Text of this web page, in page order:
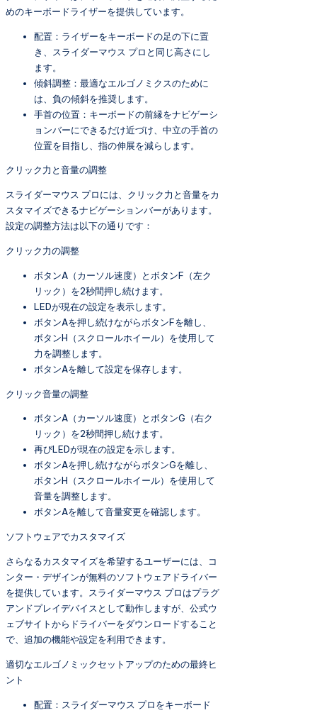
めのキーボードライザーを提供しています。
配置：ライザーをキーボードの足の下に置
き、スライダーマウス プロと同じ高さにし
ます。
傾斜調整：最適なエルゴノミクスのために
は、負の傾斜を推奨します。
手首の位置：キーボードの前縁をナビゲーシ
ョンバーにできるだけ近づけ、中立の手首の
位置を目指し、指の伸展を減らします。
クリック力と音量の調整
スライダーマウス プロには、クリック力と音量をカ
スタマイズできるナビゲーションバーがあります。
設定の調整方法は以下の通りです：
クリック力の調整
ボタンA（カーソル速度）とボタンF（左ク
リック）を2秒間押し続けます。
LEDが現在の設定を表示します。
ボタンAを押し続けながらボタンFを離し、
ボタンH（スクロールホイール）を使用して
力を調整します。
ボタンAを離して設定を保存します。
クリック音量の調整
ボタンA（カーソル速度）とボタンG（右ク
リック）を2秒間押し続けます。
再びLEDが現在の設定を示します。
ボタンAを押し続けながらボタンGを離し、
ボタンH（スクロールホイール）を使用して
音量を調整します。
ボタンAを離して音量変更を確認します。
ソフトウェアでカスタマイズ
さらなるカスタマイズを希望するユーザーには、コ
ンター・デザインが無料のソフトウェアドライバー
を提供しています。スライダーマウス プロはプラグ
アンドプレイデバイスとして動作しますが、公式ウ
ェブサイトからドライバーをダウンロードすること
で、追加の機能や設定を利用できます。
適切なエルゴノミックセットアップのための最終ヒ
ント
配置：スライダーマウス プロをキーボード